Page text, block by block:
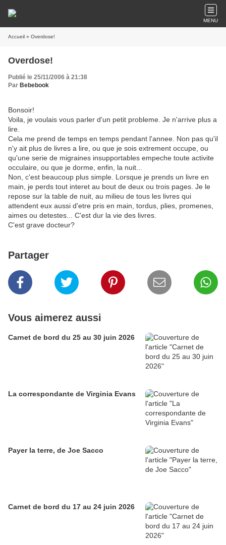
MENU
Accueil » Overdose!
Overdose!
Publié le 25/11/2006 à 21:38
Par Bebebook
Bonsoir!
Voila, je voulais vous parler d'un petit probleme. Je n'arrive plus a
lire.
Cela me prend de temps en temps pendant l'annee. Non pas qu'il
n'y ait plus de livres a lire, ou que je sois extrement occupe, ou
qu'une serie de migraines insupportables empeche toute activite
occulaire, ou que je dorme, enfin, la nuit...
Non, c'est beaucoup plus simple. Lorsque je prends un livre en
main, je perds tout interet au bout de deux ou trois pages. Je le
repose sur la table de nuit, au milieu de tous les livres qui
attendent eux aussi d'etre pris en main, tordus, plies, promenes,
aimes ou detestes... C'est dur la vie des livres.
C'est grave docteur?
Partager
Vous aimerez aussi
Carnet de bord du 25 au 30 juin 2026
La correspondante de Virginia Evans
Payer la terre, de Joe Sacco
Carnet de bord du 17 au 24 juin 2026